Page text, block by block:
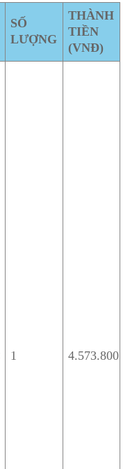
SỐ
LƯỢNG
THÀNH
TIỀN
(VNĐ)
1 4.573.800